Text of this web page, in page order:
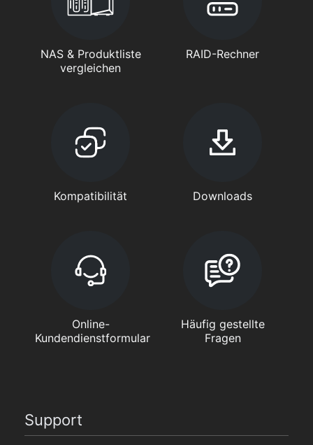
NAS & Produktliste
vergleichen
RAID-Rechner
Kompatibilität Downloads
Online-
Kundendienstformular
Häufig gestellte
Fragen
Support